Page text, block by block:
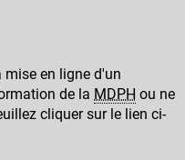
en ligne d'un
de la MDPH ou ne
cliquer sur le lien ci-